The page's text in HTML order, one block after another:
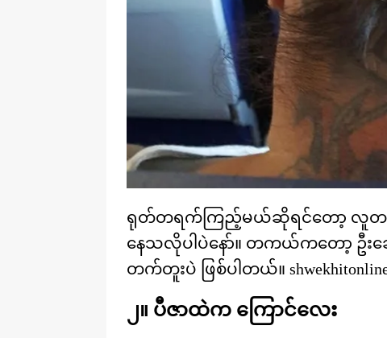
ရုတ်တရက်ကြည့်မယ်ဆိုရင်တော့ လူတ
နေသလိုပါပဲနော်။ တကယ်ကတော့ ဦးခ
တက်တူးပဲ ဖြစ်ပါတယ်။
၂။ ပီဇာထဲက ကြောင်လေး